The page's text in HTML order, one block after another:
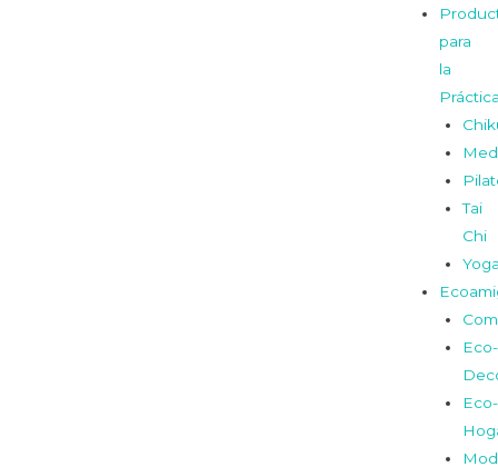
para
la
Tai
Chi
Eco-
Eco-